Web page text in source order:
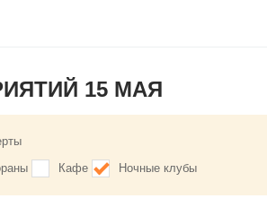
15 МАЯ
Кафе Ночные клубы